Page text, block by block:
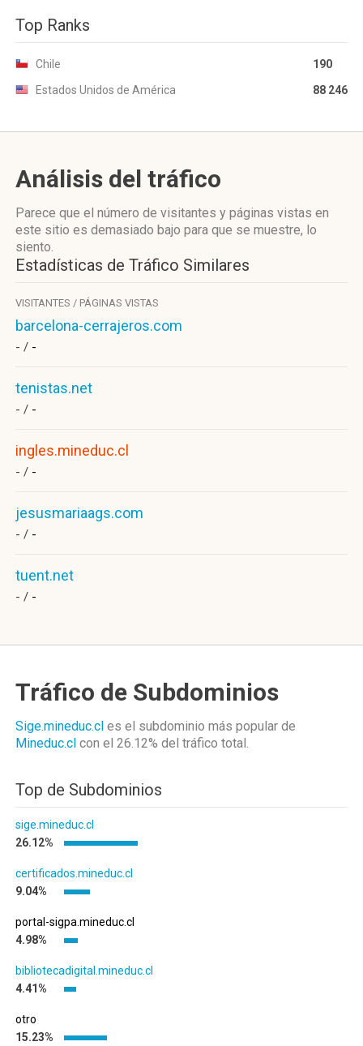
Top Ranks
Chile
190
Estados Unidos de América
88 246
Análisis del tráfico
Parece que el número de visitantes y páginas vistas en
este sitio es demasiado bajo para que se muestre, lo
siento.
Estadísticas de Tráfico Similares
VISITANTES / PÁGINAS VISTAS
barcelona-cerrajeros.com
- / -
tenistas.net
- / -
ingles.mineduc.cl
- / -
jesusmariaags.com
- / -
tuent.net
- / -
Tráfico de Subdominios
Sige.mineduc.cl es el subdominio más popular de
Mineduc.cl con el 26.12% del tráfico total.
Top de Subdominios
sige.mineduc.cl
26.12%
certificados.mineduc.cl
9.04%
portal-sigpa.mineduc.cl
4.98%
bibliotecadigital.mineduc.cl
4.41%
otro
15.23%